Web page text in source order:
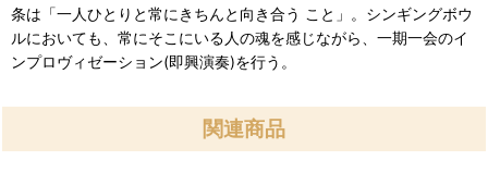
条は「一人ひとりと常にきちんと向き合う こと」。シンギングボウ
ルにおいても、常にそこにいる人の魂を感じながら、一期一会のイ
ンプロヴィゼーション(即興演奏)を行う。
関連商品